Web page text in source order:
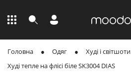
Головна Одяг
Худі і світшоти
Худі тепле на флісі біле SK3004 DIAS